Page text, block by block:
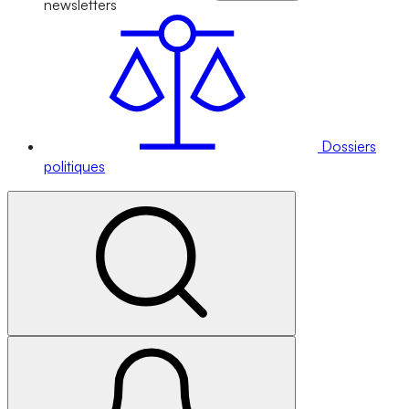
newsletters
Dossiers
politiques